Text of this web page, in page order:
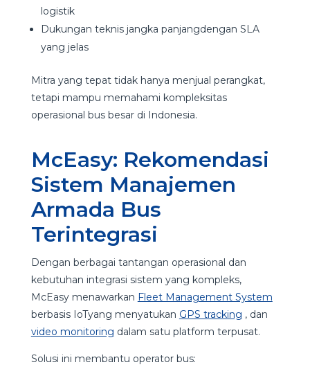
logistik
Dukungan teknis jangka panjangdengan SLA
yang jelas
Mitra yang tepat tidak hanya menjual perangkat,
tetapi mampu memahami kompleksitas
operasional bus besar di Indonesia.
McEasy: Rekomendasi
Sistem Manajemen
Armada Bus
Terintegrasi
Dengan berbagai tantangan operasional dan
kebutuhan integrasi sistem yang kompleks,
McEasy menawarkan Fleet Management System
berbasis IoTyang menyatukan GPS tracking , dan
video monitoring dalam satu platform terpusat.
Solusi ini membantu operator bus: